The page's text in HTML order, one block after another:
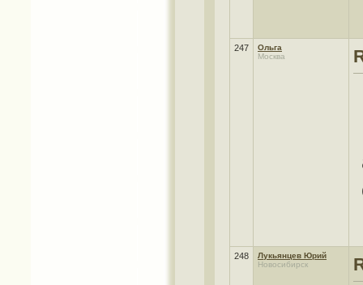
247
Ольга
Москва
248
Лукьянцев Юрий
Новосибирск